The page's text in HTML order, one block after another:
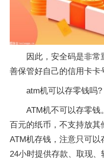
因此，安全码是非
善保管好自己的信用卡卡
atm机可以存零钱吗?
ATM机不可以存零钱
百元的纸币，不支持放
ATM机存钱，注意只可
24小时提供存款、取现